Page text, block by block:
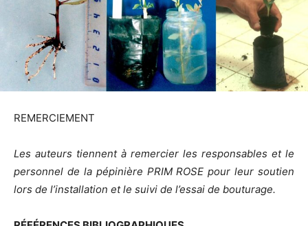
REMERCIEMENT
Les auteurs tiennent à remercier les responsables et le
personnel de la pépinière PRIM ROSE pour leur ‎soutien
lors de l’installation et le suivi de l’essai de bouturage.